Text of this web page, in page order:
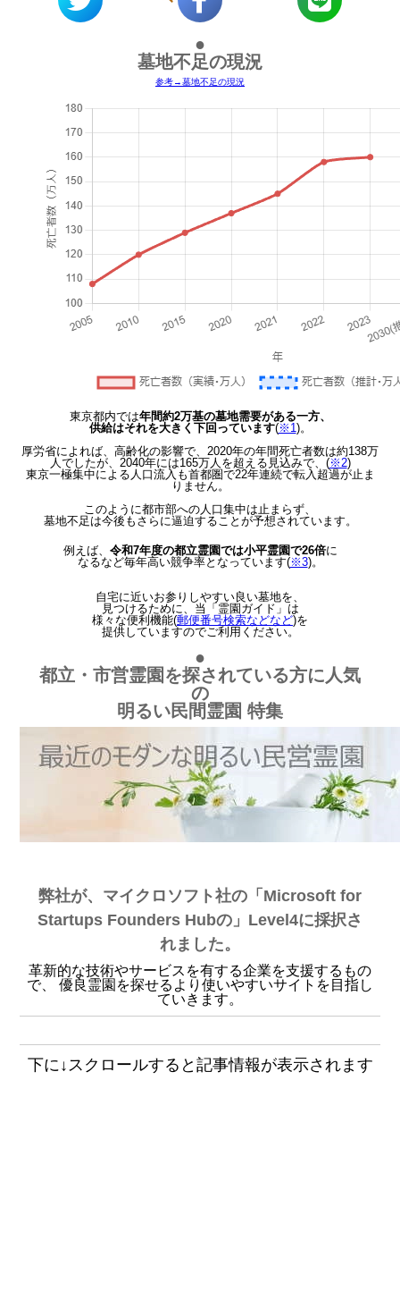
●
墓地不足の現況
参考→墓地不足の現況
東京都内では年間約2万基の墓地需要がある一方、
供給はそれを大きく下回っています(※1)。
厚労省によれば、高齢化の影響で、2020年の年間死亡者数は約138万
人でしたが、2040年には165万人を超える見込みで、(※2)
東京一極集中による人口流入も首都圏で22年連続で転入超過が止ま
りません。
このように都市部への人口集中は止まらず、
墓地不足は今後もさらに逼迫することが予想されています。
例えば、 令和7年度の都立霊園では小平霊園で26倍に
なるなど毎年高い競争率となっています(※3)。
自宅に近いお参りしやすい良い墓地を、
見つけるために、当「霊園ガイド」は
様々な便利機能(郵便番号検索などなど)を
提供していますのでご利用ください。
●
都立・市営霊園を探されている方に人気
の
明るい民間霊園 特集
弊社が、マイクロソフト社の「Microsoft for
Startups Founders Hubの」Level4に採択さ
れました。
革新的な技術やサービスを有する企業を支援するもの
で、 優良霊園を探せるより使いやすいサイトを目指し
ていきます。
下に↓スクロールすると記事情報が表示されます